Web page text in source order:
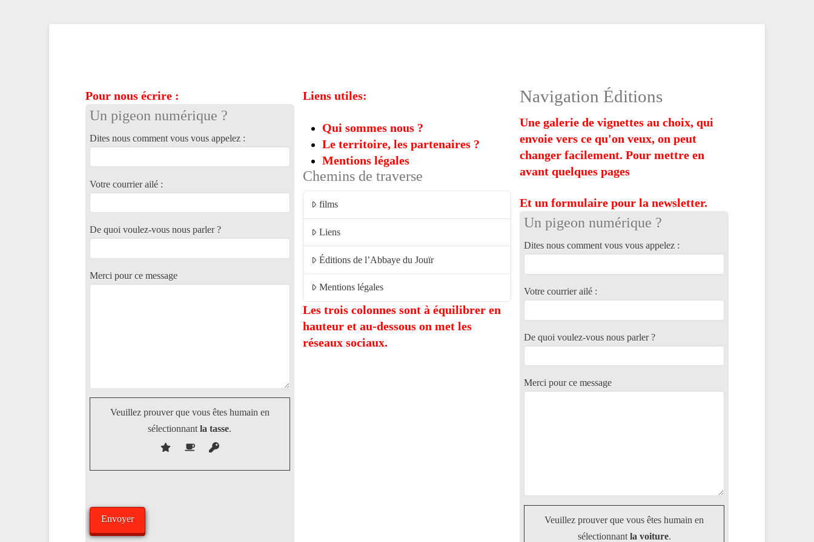
Pour nous écrire :
Un pigeon numérique ?
Dites nous comment vous vous appelez :
Votre courrier ailé :
De quoi voulez-vous nous parler ?
Merci pour ce message
Veuillez prouver que vous êtes humain en
sélectionnant la tasse.
Liens utiles:
Qui sommes nous ?
Le territoire, les partenaires ?
Mentions légales
Chemins de traverse
films
Liens
Éditions de l’Abbaye du Jouïr
Mentions légales
Les trois colonnes sont à équilibrer en
hauteur et au-dessous on met les
réseaux sociaux.
Navigation Éditions
Une galerie de vignettes au choix, qui
envoie vers ce qu'on veux, on peut
changer facilement. Pour mettre en
avant quelques pages
Et un formulaire pour la newsletter.
Un pigeon numérique ?
Dites nous comment vous vous appelez :
Votre courrier ailé :
De quoi voulez-vous nous parler ?
Merci pour ce message
Veuillez prouver que vous êtes humain en
sélectionnantla voiture.